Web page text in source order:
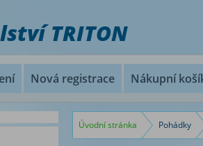
TRITON
Nová registrace Nákupní
Úvodní stránka Pohádky